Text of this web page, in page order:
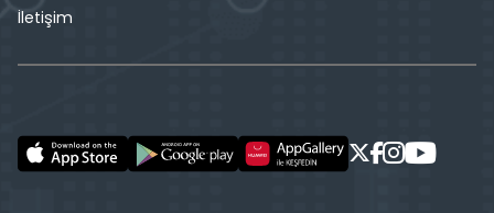
İletişim